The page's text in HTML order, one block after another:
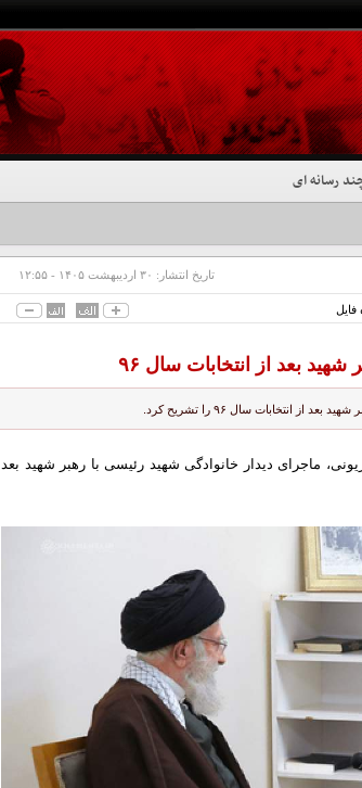
رسانه ای
تاریخ انتشار: ۳۰ ارديبهشت ۱۴۰۵ - ۱۲:۵۵
فایل
بعد از انتخابات سال ۹۶
سال ۹۶ را تشریح کرد.
ماجرای دیدار خانوادگی شهید رئیسی با رهبر شهید بعد